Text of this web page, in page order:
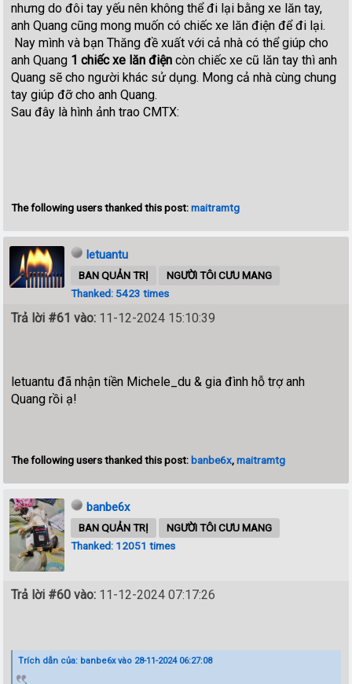
nhưng do đôi tay yếu nên không thể đi lại bằng xe lăn tay,
anh Quang cũng mong muốn có chiếc xe lăn điện để đi lại.
Nay mình và bạn Thăng đề xuất với cả nhà có thể giúp cho
anh Quang 1 chiếc xe lăn điện còn chiếc xe cũ lăn tay thì anh
Quang sẽ cho người khác sử dụng. Mong cả nhà cùng chung
tay giúp đỡ cho anh Quang.
Sau đây là hình ảnh trao CMTX:
The following users thanked this post:maitramtg
letuantu
BAN QUẢN TRỊ
NGƯỜI TÔI CƯU MANG
Thanked: 5423 times
Trả lời #61 vào: 11-12-2024 15:10:39
letuantu đã nhận tiền Michele_du & gia đình hỗ trợ anh
Quang rồi ạ!
The following users thanked this post: banbe6x,maitramtg
banbe6x
BAN QUẢN TRỊ
NGƯỜI TÔI CƯU MANG
Thanked: 12051 times
Trả lời #60 vào: 11-12-2024 07:17:26
Trích dẫn của: banbe6x vào 28-11-2024 06:27:08